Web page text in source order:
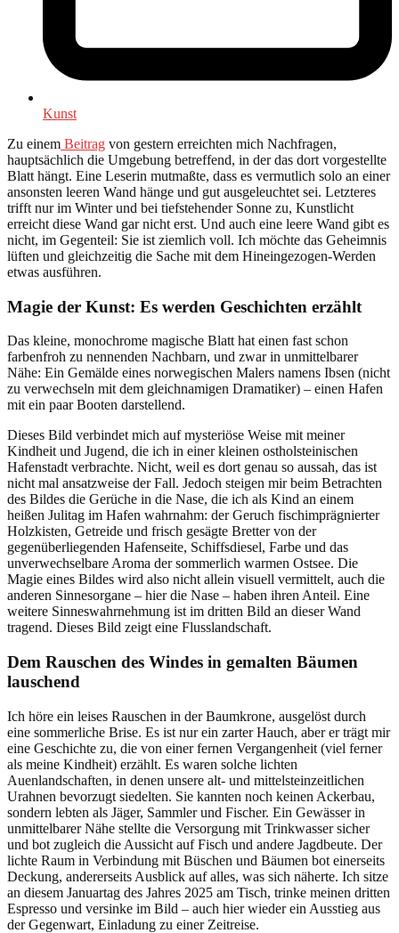
Kunst
Zu einem Beitrag von gestern erreichten mich Nachfragen,
hauptsächlich die Umgebung betreffend, in der das dort vorgestellte
Blatt hängt. Eine Leserin mutmaßte, dass es vermutlich solo an einer
ansonsten leeren Wand hänge und gut ausgeleuchtet sei. Letzteres
trifft nur im Winter und bei tiefstehender Sonne zu, Kunstlicht
erreicht diese Wand gar nicht erst. Und auch eine leere Wand gibt es
nicht, im Gegenteil: Sie ist ziemlich voll. Ich möchte das Geheimnis
lüften und gleichzeitig die Sache mit dem Hineingezogen-Werden
etwas ausführen.
Magie der Kunst: Es werden Geschichten erzählt
Das kleine, monochrome magische Blatt hat einen fast schon
farbenfroh zu nennenden Nachbarn, und zwar in unmittelbarer
Nähe: Ein Gemälde eines norwegischen Malers namens Ibsen (nicht
zu verwechseln mit dem gleichnamigen Dramatiker) – einen Hafen
mit ein paar Booten darstellend.
Dieses Bild verbindet mich auf mysteriöse Weise mit meiner
Kindheit und Jugend, die ich in einer kleinen ostholsteinischen
Hafenstadt verbrachte. Nicht, weil es dort genau so aussah, das ist
nicht mal ansatzweise der Fall. Jedoch steigen mir beim Betrachten
des Bildes die Gerüche in die Nase, die ich als Kind an einem
heißen Julitag im Hafen wahrnahm: der Geruch fischimprägnierter
Holzkisten, Getreide und frisch gesägte Bretter von der
gegenüberliegenden Hafenseite, Schiffsdiesel, Farbe und das
unverwechselbare Aroma der sommerlich warmen Ostsee. Die
Magie eines Bildes wird also nicht allein visuell vermittelt, auch die
anderen Sinnesorgane – hier die Nase – haben ihren Anteil. Eine
weitere Sinneswahrnehmung ist im dritten Bild an dieser Wand
tragend. Dieses Bild zeigt eine Flusslandschaft.
Dem Rauschen des Windes in gemalten Bäumen
lauschend
Ich höre ein leises Rauschen in der Baumkrone, ausgelöst durch
eine sommerliche Brise. Es ist nur ein zarter Hauch, aber er trägt mir
eine Geschichte zu, die von einer fernen Vergangenheit (viel ferner
als meine Kindheit) erzählt. Es waren solche lichten
Auenlandschaften, in denen unsere alt- und mittelsteinzeitlichen
Urahnen bevorzugt siedelten. Sie kannten noch keinen Ackerbau,
sondern lebten als Jäger, Sammler und Fischer. Ein Gewässer in
unmittelbarer Nähe stellte die Versorgung mit Trinkwasser sicher
und bot zugleich die Aussicht auf Fisch und andere Jagdbeute. Der
lichte Raum in Verbindung mit Büschen und Bäumen bot einerseits
Deckung, andererseits Ausblick auf alles, was sich näherte. Ich sitze
an diesem Januartag des Jahres 2025 am Tisch, trinke meinen dritten
Espresso und versinke im Bild – auch hier wieder ein Ausstieg aus
der Gegenwart, Einladung zu einer Zeitreise.